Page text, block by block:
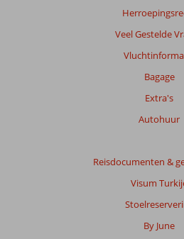
Veel Gestelde
Bagage
Extra's
Autohuur
Reisdocumenten &
Visum
By June